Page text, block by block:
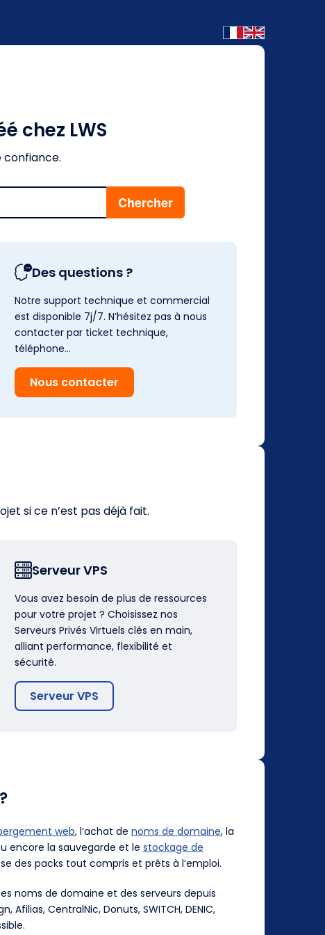
chez LWS
confiance.
Des questions ?
Notre support technique et commercial
est disponible 7j/7. N’hésitez pas à nous
contacter par ticket technique,
téléphone…
Nous contacter
si ce n’est pas déjà fait.
Serveur VPS
Vous avez besoin de plus de ressources
pour votre projet ? Choisissez nos
Serveurs Privés Virtuels clés en main,
alliant performance, flexibilité et
sécurité.
Serveur VPS
web, l’achat de noms de domaine, la
encore la sauvegarde et le stockage de
des packs tout compris et prêts à l’emploi.
noms de domaine et des serveurs depuis
Afilias, CentralNic, Donuts, SWITCH, DENIC,